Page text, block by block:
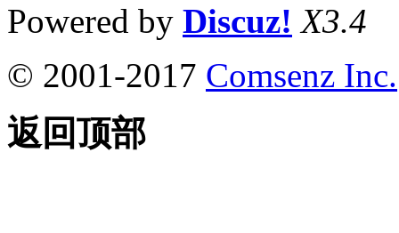
Powered by Discuz! X3.4
© 2001-2017 Comsenz Inc.
返回顶部